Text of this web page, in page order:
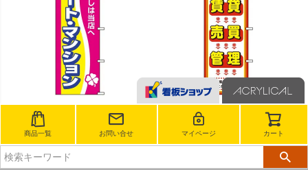
商品一覧 お問い合せ マイページ カート
メール便配送可能
不動産用のぼり旗「アパートマ
ンション」60cm×180cm ポリ
エステル製
メール便配送可能
不動産用のぼり旗「不動産賃
貸・売買・管理」60cm×180cm